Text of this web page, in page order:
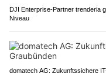
DJI Enterprise-Partner trenderia
Niveau
domatech AG: Zukunftssichere